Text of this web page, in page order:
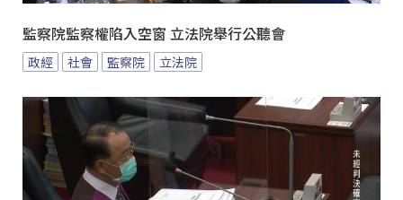
監察院監察權陷入空窗 立法院舉行公聽會
政經 社會 監察院 立法院